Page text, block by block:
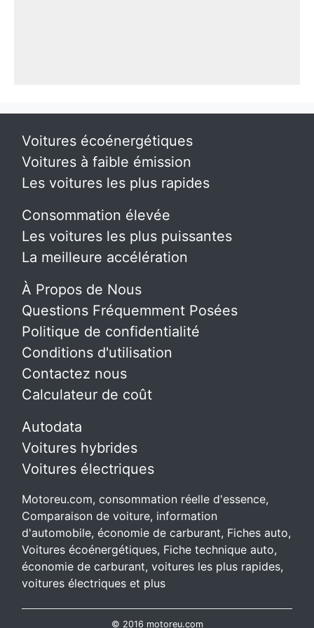
Voitures écoénergétiques
Voitures à faible émission
Les voitures les plus rapides
Consommation élevée
Les voitures les plus puissantes
La meilleure accélération
À Propos de Nous
Questions Fréquemment Posées
Politique de confidentialité
Conditions d'utilisation
Contactez nous
Calculateur de coût
Autodata
Voitures hybrides
Voitures électriques
Motoreu.com, consommation réelle d'essence,
Comparaison de voiture, information
d'automobile, économie de carburant, Fiches auto,
Voitures écoénergétiques, Fiche technique auto,
économie de carburant, voitures les plus rapides,
voitures électriques et plus
© 2016 motoreu.com